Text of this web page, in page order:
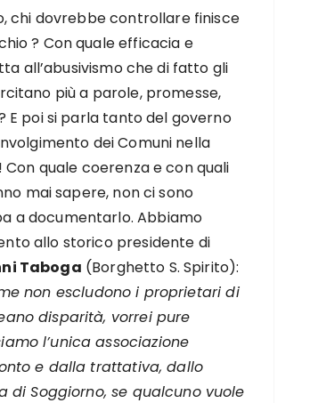
chi dovrebbe controllare finisce
? Con quale efficacia e
all’abusivismo che di fatto gli
più a parole, promesse,
E poi si parla tanto del governo
dei Comuni nella
Con quale coerenza e con quali
mai sapere, non ci sono
a documentarlo. Abbiamo
allo storico presidente di
Taboga (Borghetto S. Spirito):
non escludono i proprietari di
disparità, vorrei pure
l’unica associazione
e dalla trattativa, dallo
di Soggiorno, se qualcuno vuole